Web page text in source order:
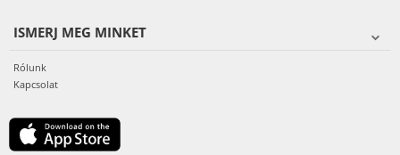
ISMERJ MEG MINKET
Rólunk
Kapcsolat